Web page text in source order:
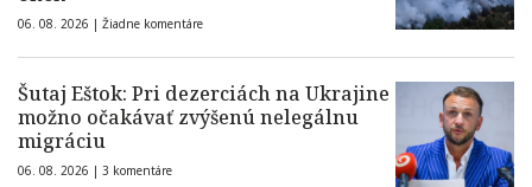
06. 08. 2026 | Žiadne komentáre
Šutaj Eštok: Pri dezerciách na Ukrajine
možno očakávať zvýšenú nelegálnu
migráciu
06. 08. 2026 | 3 komentáre